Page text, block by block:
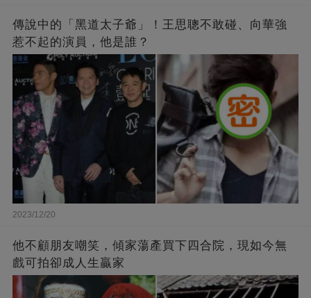
傳說中的「黑道太子爺」！王思聰不敢碰、向華強
惹不起的演員，他是誰？
2023/12/20
他不顧朋友嘲笑，傾家蕩產買下四合院，現如今無
戲可拍卻成人生贏家